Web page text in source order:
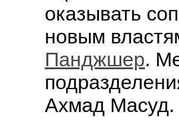
оказывать
новым
Панджшер.
Ахмад Масуд.